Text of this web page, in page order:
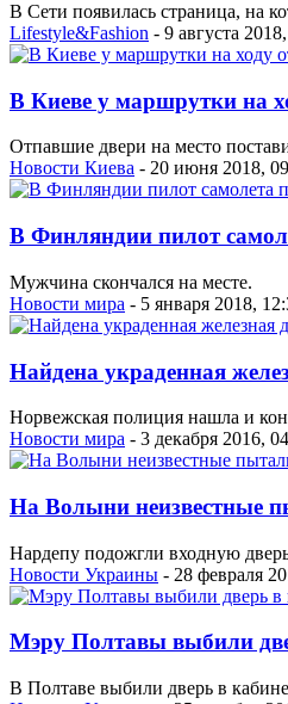
В Сети появилась страница, на
Lifestyle&Fashion - 9 августа
В Киеве у маршрутки на
Отпавшие двери на место
Новости Киева - 20 июня 2018,
В Финляндии пилот
Мужчина скончался на месте.
Новости мира - 5 января 2018,
Найдена украденная
Норвежская полиция нашла и
Новости мира - 3 декабря 2016,
На Волыни неизвестные
Нардепу подожгли входную
Новости Украины - 28 февраля
Мэру Полтавы выбили
В Полтаве выбили дверь в